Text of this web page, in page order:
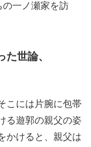
の一ノ瀬家を訪
世論、
こには片腕に包帯
る遊郭の親父の姿
かけると、親父は